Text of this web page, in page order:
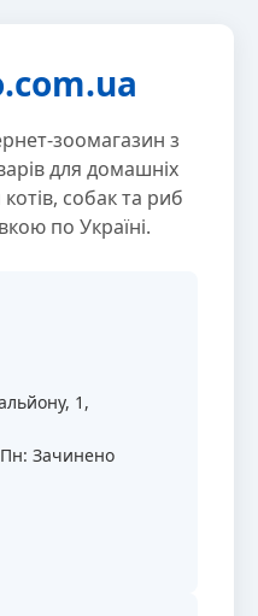
зоомагазин з
для домашніх
собак та риб
по Україні.
1,
Зачинено